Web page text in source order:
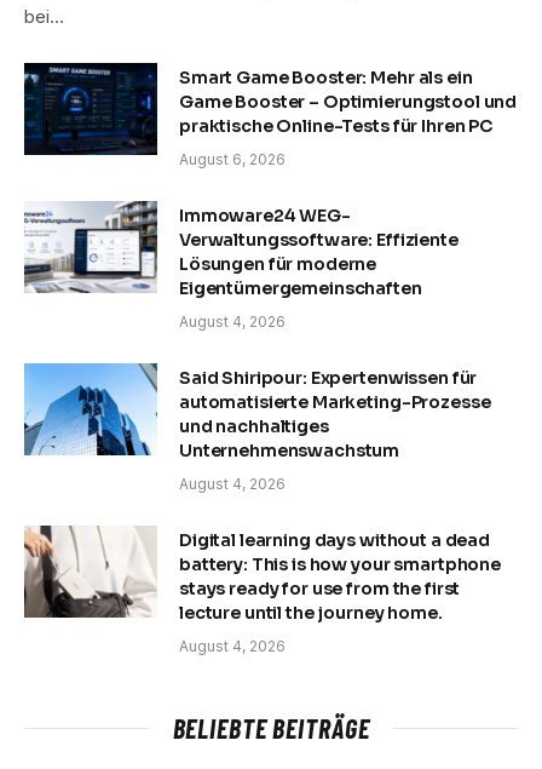
bei…
Smart Game Booster: Mehr als ein
Game Booster – Optimierungstool und
praktische Online-Tests für Ihren PC
August 6, 2026
Immoware24 WEG-
Verwaltungssoftware: Effiziente
Lösungen für moderne
Eigentümergemeinschaften
August 4, 2026
Said Shiripour: Expertenwissen für
automatisierte Marketing-Prozesse
und nachhaltiges
Unternehmenswachstum
August 4, 2026
Digital learning days without a dead
battery: This is how your smartphone
stays ready for use from the first
lecture until the journey home.
August 4, 2026
BELIEBTE BEITRÄGE